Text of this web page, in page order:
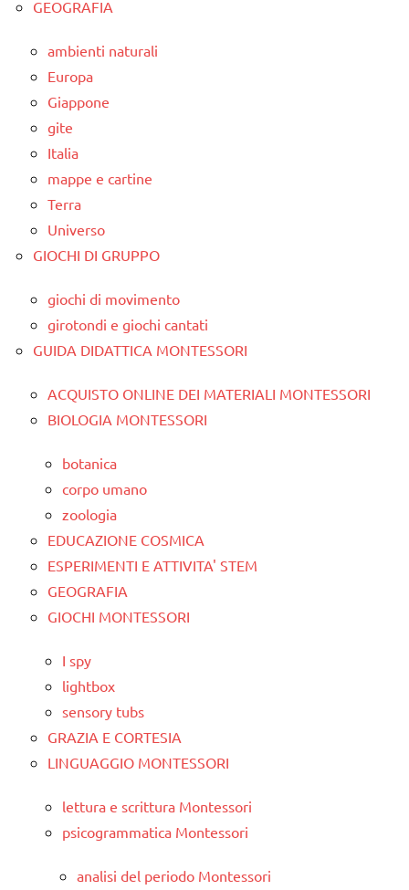
GEOGRAFIA
ambienti naturali
Europa
Giappone
gite
Italia
mappe e cartine
Terra
Universo
GIOCHI DI GRUPPO
giochi di movimento
girotondi e giochi cantati
GUIDA DIDATTICA MONTESSORI
ACQUISTO ONLINE DEI MATERIALI MONTESSORI
BIOLOGIA MONTESSORI
botanica
corpo umano
zoologia
EDUCAZIONE COSMICA
ESPERIMENTI E ATTIVITA' STEM
GEOGRAFIA
GIOCHI MONTESSORI
I spy
lightbox
sensory tubs
GRAZIA E CORTESIA
LINGUAGGIO MONTESSORI
lettura e scrittura Montessori
psicogrammatica Montessori
analisi del periodo Montessori